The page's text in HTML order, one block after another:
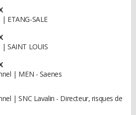
ETANG-SALE
SAINT LOUIS
| MEN - Saenes
| SNC Lavalin - Directeur, risques de